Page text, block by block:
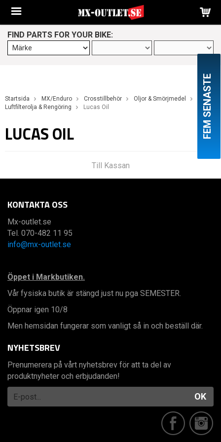
FIND PARTS FOR YOUR BIKE:
Startsida MX/Enduro Crosstillbehör
Oljor & Smörjmedel
Luftfilterolja & Rengöring
Lucas Oil
LUCAS OIL
Till Kassan
FEM SENASTE
KONTAKTA OSS
Mx-outlet.se
Tel. 070-482 11 95
info@mx-outlet.se
Öppet i Markbutiken.
Vår fysiska butik är stängd just nu pga SEMESTER.
Öppnar igen 10/8
Men hemsidan fungerar som vanligt så in och beställ där.
NYHETSBREV
Prenumerera på vårt nyhetsbrev för att ta del av
produktnyheter och erbjudanden!
OK